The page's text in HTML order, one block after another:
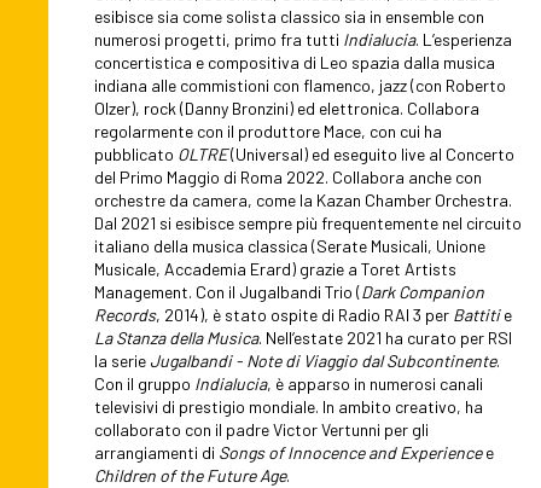
esibisce sia come solista classico sia in ensemble con
numerosi progetti, primo fra tutti Indialucia. L’esperienza
concertistica e compositiva di Leo spazia dalla musica
indiana alle commistioni con flamenco, jazz (con Roberto
Olzer), rock (Danny Bronzini) ed elettronica. Collabora
regolarmente con il produttore Mace, con cui ha
pubblicato OLTRE(Universal) ed eseguito live al Concerto
del Primo Maggio di Roma 2022. Collabora anche con
orchestre da camera, come la Kazan Chamber Orchestra.
Dal 2021 si esibisce sempre più frequentemente nel circuito
italiano della musica classica (Serate Musicali, Unione
Musicale, Accademia Erard) grazie a Toret Artists
Management. Con il Jugalbandi Trio (Dark Companion
Records, 2014), è stato ospite di Radio RAI 3 per Battitie
La Stanza della Musica. Nell’estate 2021 ha curato per RSI
la serie Jugalbandi - Note di Viaggio dal Subcontinente.
Con il gruppo Indialucia, è apparso in numerosi canali
televisivi di prestigio mondiale. In ambito creativo, ha
collaborato con il padre Victor Vertunni per gli
arrangiamenti di Songs of Innocence and Experiencee
Children of the Future Age.